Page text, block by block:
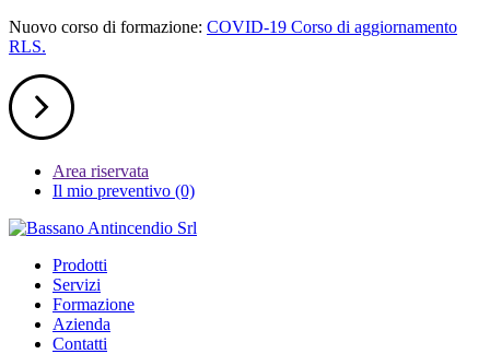
Nuovo corso di formazione: COVID-19 Corso di aggiornamento
RLS.
Area riservata
Il mio preventivo (0)
Prodotti
Servizi
Formazione
Azienda
Contatti